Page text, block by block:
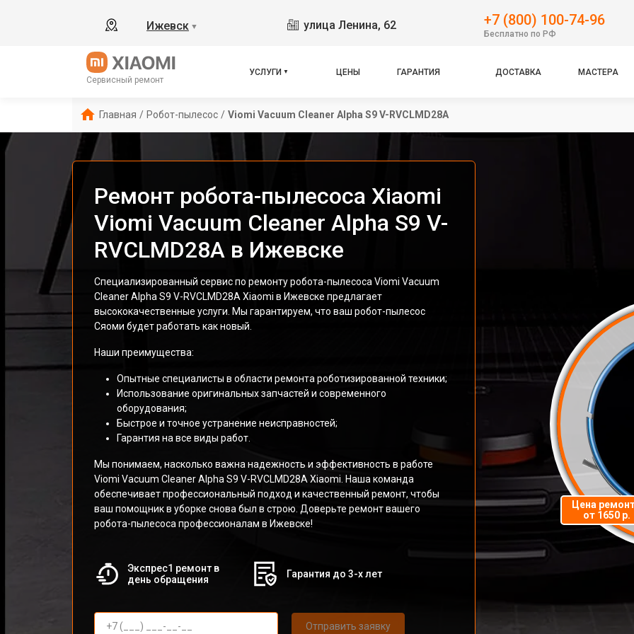
Ижевск ▼ улица Ленина, 62 +7 (800) 100-74-96
Бесплатно по РФ
Сервисный ремонт
УСЛУГИ ЦЕНЫ ГАРАНТИЯ ДОСТАВКА МАСТЕРА
Главная / Робот-пылесос / Viomi Vacuum Cleaner Alpha S9 V-RVCLMD28A
Ремонт робота-пылесоса Xiaomi
Viomi Vacuum Cleaner Alpha S9 V-
RVCLMD28A в Ижевске
Специализированный сервис по ремонту робота-пылесоса Viomi Vacuum
Cleaner Alpha S9 V-RVCLMD28A Xiaomi в Ижевске предлагает
высококачественные услуги. Мы гарантируем, что ваш робот-пылесос
Сяоми будет работать как новый.
Наши преимущества:
Опытные специалисты в области ремонта роботизированной техники;
Использование оригинальных запчастей и современного
оборудования;
Быстрое и точное устранение неисправностей;
Гарантия на все виды работ.
Мы понимаем, насколько важна надежность и эффективность в работе
Viomi Vacuum Cleaner Alpha S9 V-RVCLMD28A Xiaomi. Наша команда
обеспечивает профессиональный подход и качественный ремонт, чтобы
ваш помощник в уборке снова был в строю. Доверьте ремонт вашего
робота-пылесоса профессионалам в Ижевске!
Экспрес1 ремонт в
день обращения
Гарантия до 3-х лет
Отправить заявку
Цена
от 1650 р.